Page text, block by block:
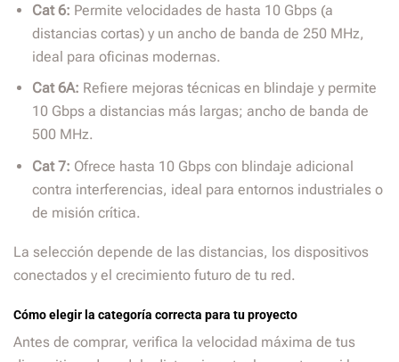
Cat 6: Permite velocidades de hasta 10 Gbps (a
distancias cortas) y un ancho de banda de 250 MHz,
ideal para oficinas modernas.
Cat 6A: Refiere mejoras técnicas en blindaje y permite
10 Gbps a distancias más largas; ancho de banda de
500 MHz.
Cat 7: Ofrece hasta 10 Gbps con blindaje adicional
contra interferencias, ideal para entornos industriales o
de misión crítica.
La selección depende de las distancias, los dispositivos
conectados y el crecimiento futuro de tu red.
Cómo elegir la categoría correcta para tu proyecto
Antes de comprar, verifica la velocidad máxima de tus